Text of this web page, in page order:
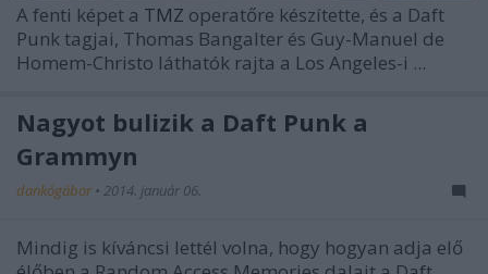
A fenti képet a TMZ operatőre készítette, és a Daft
Punk tagjai, Thomas Bangalter és Guy-Manuel de
Homem-Christo láthatók rajta a Los Angeles-i ...
Nagyot bulizik a Daft Punk a
Grammyn
dankógábor • 2014. január 06.
Mindig is kíváncsi lettél volna, hogy hogyan adja elő